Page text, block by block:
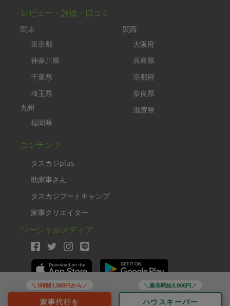
＼1時間1,500円から／
家事代行を
＼最高時給3,000円／
ハウスキーパー
レビュー・評価・口コミ
関東
東京都
神奈川県
千葉県
埼玉県
九州
福岡県
関西
大阪府
兵庫県
京都府
奈良県
滋賀県
コンテンツ
タスカジplus
助家事さん
タスカジブートキャンプ
家事クリエイター
ソーシャルメディア